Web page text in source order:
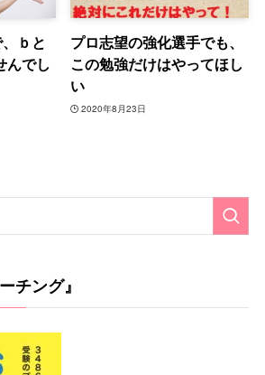
ｂと
んでし
プロ志望の強化選手でも、
この勉強だけはやってほし
い
2020年8月23日
チング』